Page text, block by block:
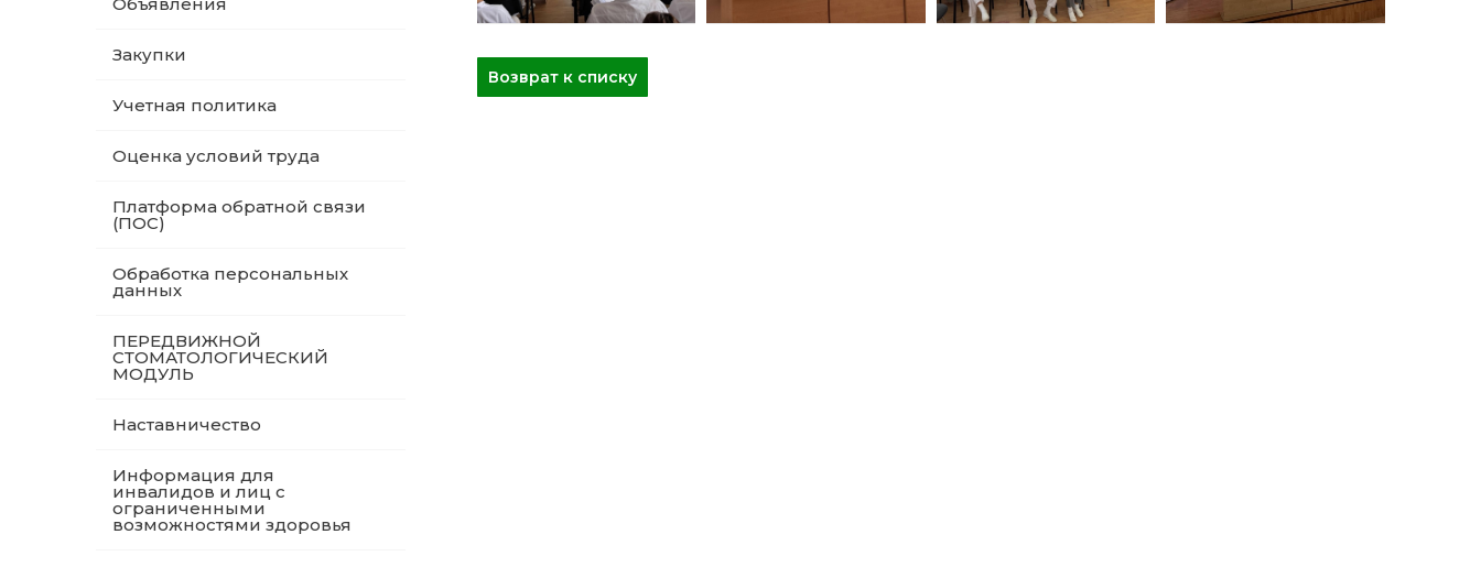
Закупки
Учетная политика
Оценка условий труда
Платформа обратной связи
(ПОС)
Обработка персональных
данных
ПЕРЕДВИЖНОЙ
СТОМАТОЛОГИЧЕСКИЙ
МОДУЛЬ
Наставничество
Информация для
инвалидов и лиц с
ограниченными
возможностями здоровья
Возврат к списку